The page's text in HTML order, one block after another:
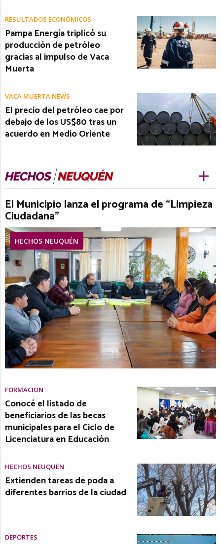
RESULTADOS ECONÓMICOS
Pampa Energía triplicó su
producción de petróleo
gracias al impulso de Vaca
Muerta
VACA MUERTA NEWS
El precio del petróleo cae por
debajo de los US$80 tras un
acuerdo en Medio Oriente
El Municipio lanza el programa de “Limpieza
Ciudadana”
HECHOS NEUQUÉN
FORMACIÓN
Conocé el listado de
beneficiarios de las becas
municipales para el Ciclo de
Licenciatura en Educación
HECHOS NEUQUÉN
Extienden tareas de poda a
diferentes barrios de la ciudad
DEPORTES